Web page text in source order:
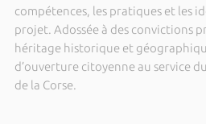
compétences, les pratiques et les
projet. Adossée à des convictions
héritage historique et
d’ouverture citoyenne au service
de la Corse.